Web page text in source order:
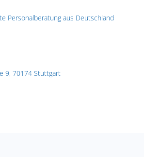
Personalberatung aus Deutschland
9, 70174 Stuttgart